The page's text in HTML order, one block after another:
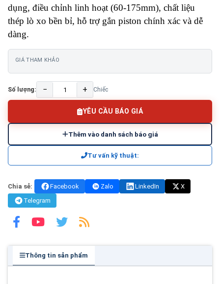
dụng, điều chỉnh linh hoạt (60-175mm), chất liệu
thép lò xo bền bỉ, hỗ trợ gắn piston chính xác và dễ
dàng.
GIÁ THAM KHẢO
Số lượng: − + Chiếc
YÊU CẦU BÁO GIÁ
Thêm vào danh sách báo giá
Tư vấn kỹ thuật:
Chia sẻ: Facebook Zalo LinkedIn
X
Telegram
Thông tin sản phẩm